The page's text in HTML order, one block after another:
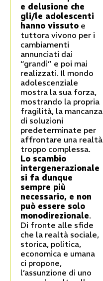
e delusione che
gli/le adolescenti
hanno vissuto e
tuttora vivono per i
cambiamenti
annunciati dai
“grandi” e poi mai
realizzati. Il mondo
adolescenziale
mostra la sua forza,
mostrando la propria
fragilità, la mancanza
di soluzioni
predeterminate per
affrontare una realtà
troppo complessa.
Lo scambio
intergenerazionale
si fa dunque
sempre più
necessario, e non
può essere solo
monodirezionale.
Di fronte alle sfide
che la realtà sociale,
storica, politica,
economica e umana
ci propone,
l’assunzione di uno